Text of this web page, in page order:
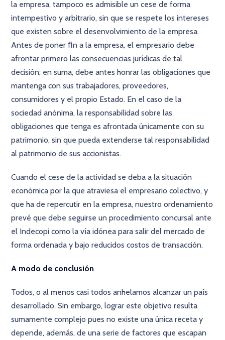
la empresa, tampoco es admisible un cese de forma
intempestivo y arbitrario, sin que se respete los intereses
que existen sobre el desenvolvimiento de la empresa.
Antes de poner ﬁn a la empresa, el empresario debe
afrontar primero las consecuencias jurídicas de tal
decisión; en suma, debe antes honrar las obligaciones que
mantenga con sus trabajadores, proveedores,
consumidores y el propio Estado. En el caso de la
sociedad anónima, la responsabilidad sobre las
obligaciones que tenga es afrontada únicamente con su
patrimonio, sin que pueda extenderse tal responsabilidad
al patrimonio de sus accionistas.
Cuando el cese de la actividad se deba a la situación
económica por la que atraviesa el empresario colectivo, y
que ha de repercutir en la empresa, nuestro ordenamiento
prevé que debe seguirse un procedimiento concursal ante
el Indecopi como la vía idónea para salir del mercado de
forma ordenada y bajo reducidos costos de transacción.
A modo de conclusión
Todos, o al menos casi todos anhelamos alcanzar un país
desarrollado. Sin embargo, lograr este objetivo resulta
sumamente complejo pues no existe una única receta y
depende, además, de una serie de factores que escapan